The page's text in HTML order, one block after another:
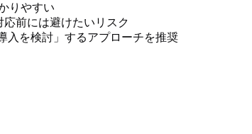
りやすい
応前には避けたいリスク
入を検討」するアプローチを推奨